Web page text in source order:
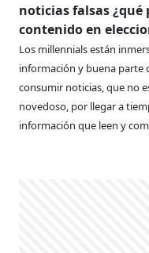
noticias falsas ¿qué
contenido en
Los millennials están
información y buena parte
consumir noticias, que no
novedoso, por llegar a
información que leen y